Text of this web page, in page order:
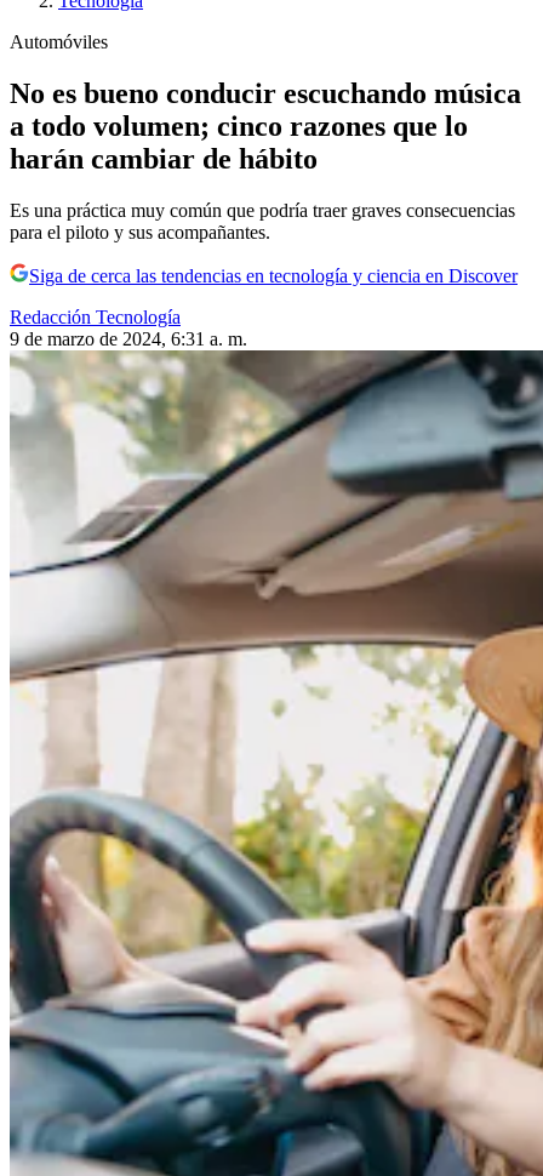
Automóviles
No es bueno conducir escuchando música
a todo volumen; cinco razones que lo
harán cambiar de hábito
Es una práctica muy común que podría traer graves consecuencias
para el piloto y sus acompañantes.
Siga de cerca las tendencias en tecnología y ciencia en Discover
Redacción Tecnología
9 de marzo de 2024, 6:31 a. m.